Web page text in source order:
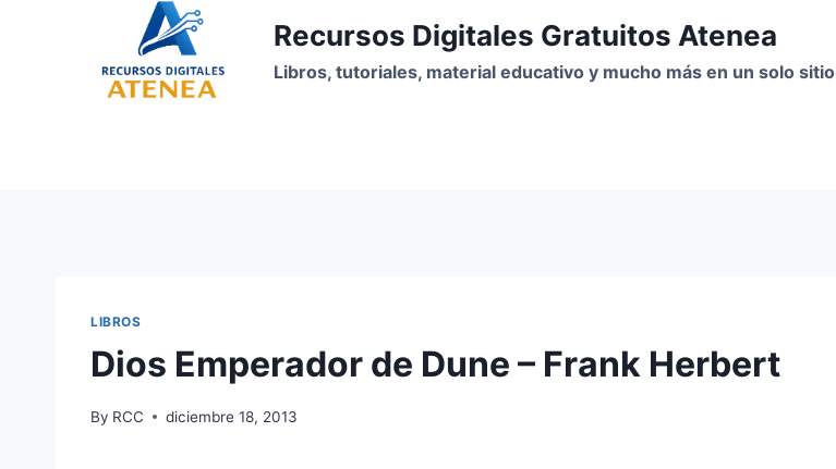
Recursos Digitales Gratuitos Atenea
Libros, tutoriales, material educativo y mucho más en un solo sitio
LIBROS
Dios Emperador de Dune – Frank Herbert
By RCC diciembre 18, 2013